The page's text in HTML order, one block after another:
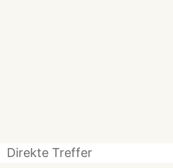
Direkte Treffer